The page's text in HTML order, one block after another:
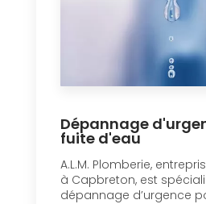
Dépannage
fuite d'eau
A.L.M. Plomberie,
à Capbreton, est
dépannage d’urgence